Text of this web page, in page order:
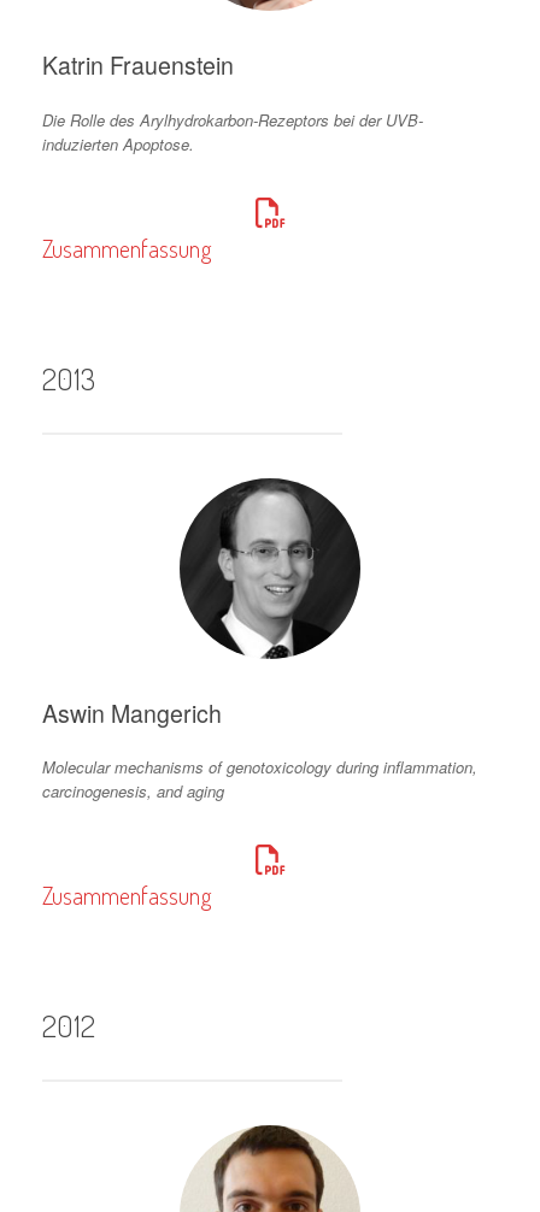
Katrin Frauenstein
Die Rolle des Arylhydrokarbon-Rezeptors bei der UVB-
induzierten Apoptose.
Zusammenfassung
2013
Aswin Mangerich
Molecular mechanisms of genotoxicology during inflammation,
carcinogenesis, and aging
Zusammenfassung
2012